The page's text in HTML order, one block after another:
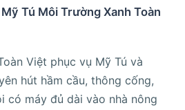
Tú Môi Trường Xanh Toàn
Việt phục vụ Mỹ Tú và
hút hầm cầu, thông cống,
có máy đủ dài vào nhà nông